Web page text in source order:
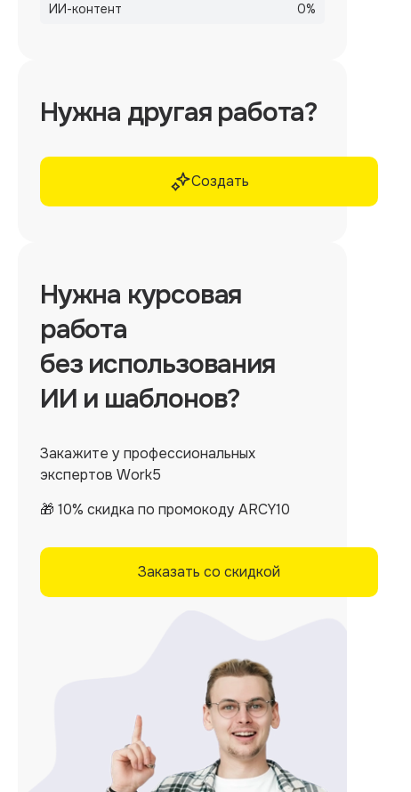
ИИ-контент
0%
Нужна другая работа?
Создать
Нужна курсовая
работа
без использования
ИИ и шаблонов?
Закажите у профессиональных
экспертов Work5
🎁 10% скидка по промокоду ARCY10
Заказать со скидкой